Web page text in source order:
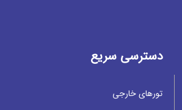
دسترسی سریع
تورهای خارجی